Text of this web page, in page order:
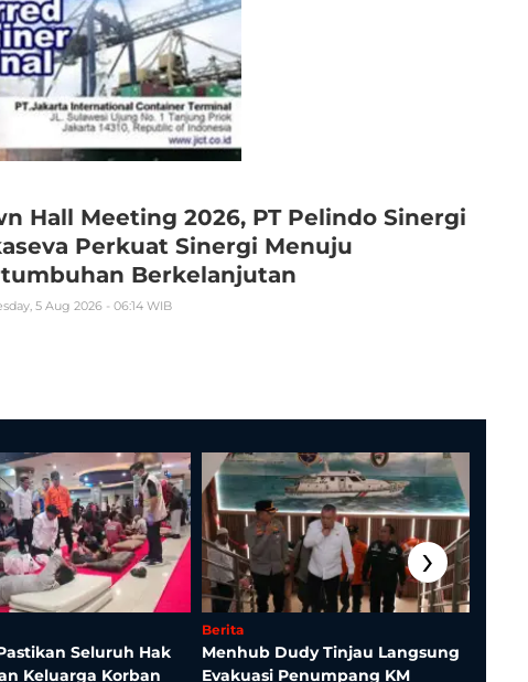
Hall Meeting 2026, PT Pelindo Sinergi
Perkuat Sinergi Menuju
Berkelanjutan
5 Aug 2026 - 06:14 WIB
Seluruh Hak
Keluarga Korban
Berita
Menhub Dudy Tinjau Langsung
Evakuasi Penumpang KM
›